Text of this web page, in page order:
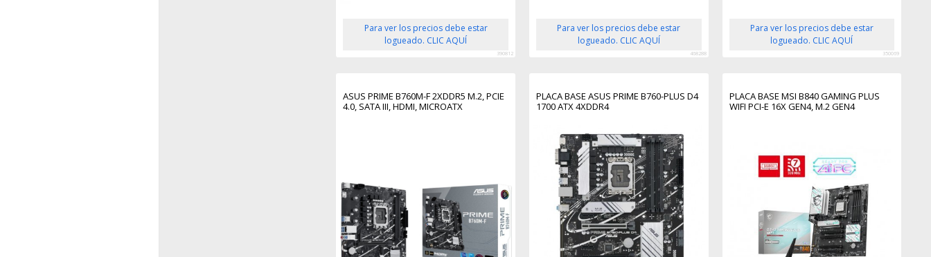
Para ver los precios debe estar
logueado. CLIC AQUÍ
390812
Para ver los precios debe estar
logueado. CLIC AQUÍ
468288
Para ver los precios debe estar
logueado. CLIC AQUÍ
350069
ASUS PRIME B760M-F 2XDDR5 M.2, PCIE
4.0, SATA III, HDMI, MICROATX
PLACA BASE ASUS PRIME B760-PLUS D4
1700 ATX 4XDDR4
PLACA BASE MSI B840 GAMING PLUS
WIFI PCI-E 16X GEN4, M.2 GEN4